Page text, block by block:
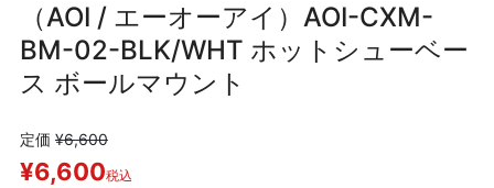
（AOI / エーオーアイ）AOI-CXM-
BM-02-BLK/WHT ホットシューベー
ス ボールマウント
定価 ¥6,600
¥6,600税込